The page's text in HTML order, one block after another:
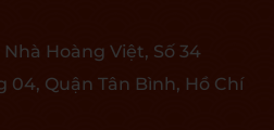
Nhà Hoàng Việt, Số 34
04, Quận Tân Bình, Hồ Chí